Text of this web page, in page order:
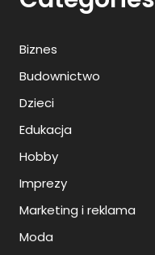
Biznes
Budownictwo
Dzieci
Edukacja
Hobby
Imprezy
Marketing i reklama
Moda